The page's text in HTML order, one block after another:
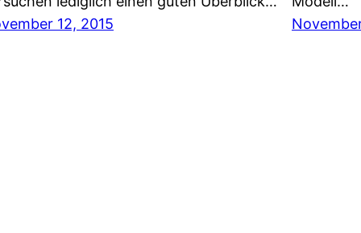
12, 2015